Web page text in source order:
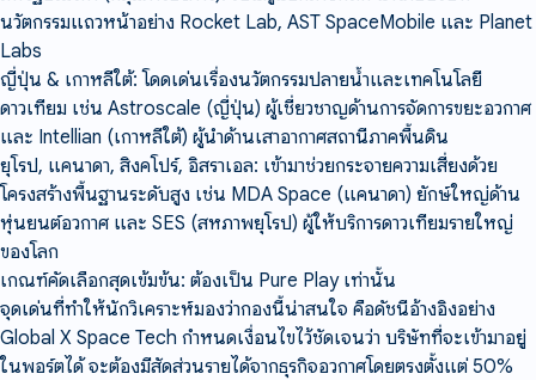
นวัตกรรมแถวหน้าอย่าง Rocket Lab, AST SpaceMobile และ Planet
Labs
ญี่ปุ่น & เกาหลีใต้: โดดเด่นเรื่องนวัตกรรมปลายน้ำและเทคโนโลยี
ดาวเทียม เช่น Astroscale (ญี่ปุ่น) ผู้เชี่ยวชาญด้านการจัดการขยะอวกาศ
และ Intellian (เกาหลีใต้) ผู้นำด้านเสาอากาศสถานีภาคพื้นดิน
ยุโรป, แคนาดา, สิงคโปร์, อิสราเอล: เข้ามาช่วยกระจายความเสี่ยงด้วย
โครงสร้างพื้นฐานระดับสูง เช่น MDA Space (แคนาดา) ยักษ์ใหญ่ด้าน
หุ่นยนต์อวกาศ และ SES (สหภาพยุโรป) ผู้ให้บริการดาวเทียมรายใหญ่
ของโลก
เกณฑ์คัดเลือกสุดเข้มข้น: ต้องเป็น Pure Play เท่านั้น
จุดเด่นที่ทำให้นักวิเคราะห์มองว่ากองนี้น่าสนใจ คือดัชนีอ้างอิงอย่าง
Global X Space Tech กำหนดเงื่อนไขไว้ชัดเจนว่า บริษัทที่จะเข้ามาอยู่
ในพอร์ตได้ จะต้องมีสัดส่วนรายได้จากธุรกิจอวกาศโดยตรงตั้งแต่ 50%